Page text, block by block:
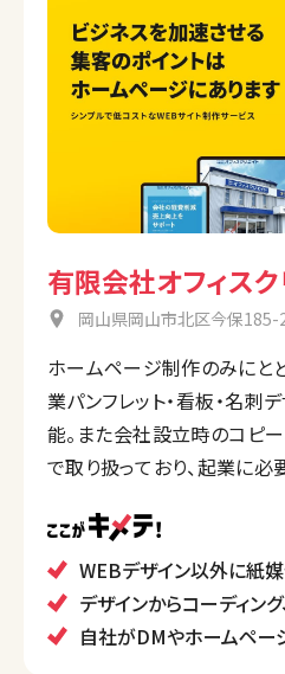
有限会社オフィスク
岡山県岡山市北区今保185-
ホームページ制作のみにとど
業パンフレット・看板・名刺
能。また会社設立時のコピ
で取り扱っており、起業に必
や労力を減らすことができる。
WEBデザイン以外に紙
デザインからコーディン
自社がDMやホームペー